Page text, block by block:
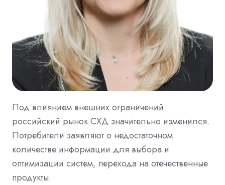
Под влиянием внешних ограничений
российский рынок СХД значительно изменился.
Потребители заявляют о недостаточном
количестве информации для выбора и
оптимизации систем, перехода на отечественные
продукты.